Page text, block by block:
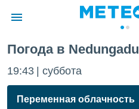
о
Погода в Nedungadu
19:43 суббота
Переменная облачность